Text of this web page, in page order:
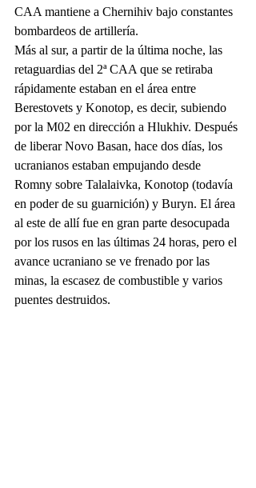
CAA mantiene a Chernihiv bajo constantes
bombardeos de artillería.
Más al sur, a partir de la última noche, las
retaguardias del 2ª CAA que se retiraba
rápidamente estaban en el área entre
Berestovets y Konotop, es decir, subiendo
por la M02 en dirección a Hlukhiv. Después
de liberar Novo Basan, hace dos días, los
ucranianos estaban empujando desde
Romny sobre Talalaivka, Konotop (todavía
en poder de su guarnición) y Buryn. El área
al este de allí fue en gran parte desocupada
por los rusos en las últimas 24 horas, pero el
avance ucraniano se ve frenado por las
minas, la escasez de combustible y varios
puentes destruidos.